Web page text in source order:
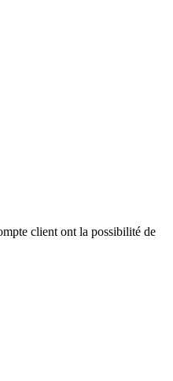
client ont la possibilité de